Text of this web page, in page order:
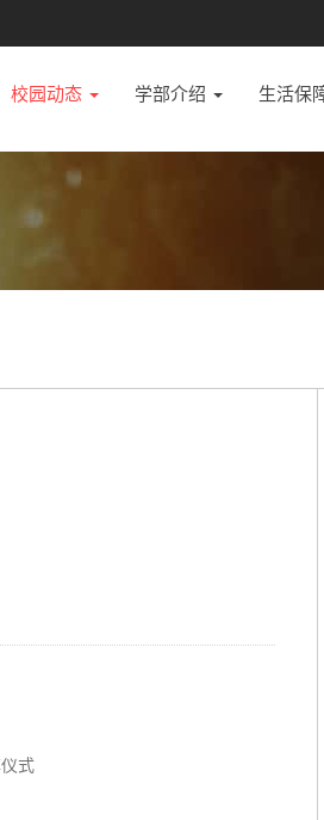
校园动态 学部介绍 生活保